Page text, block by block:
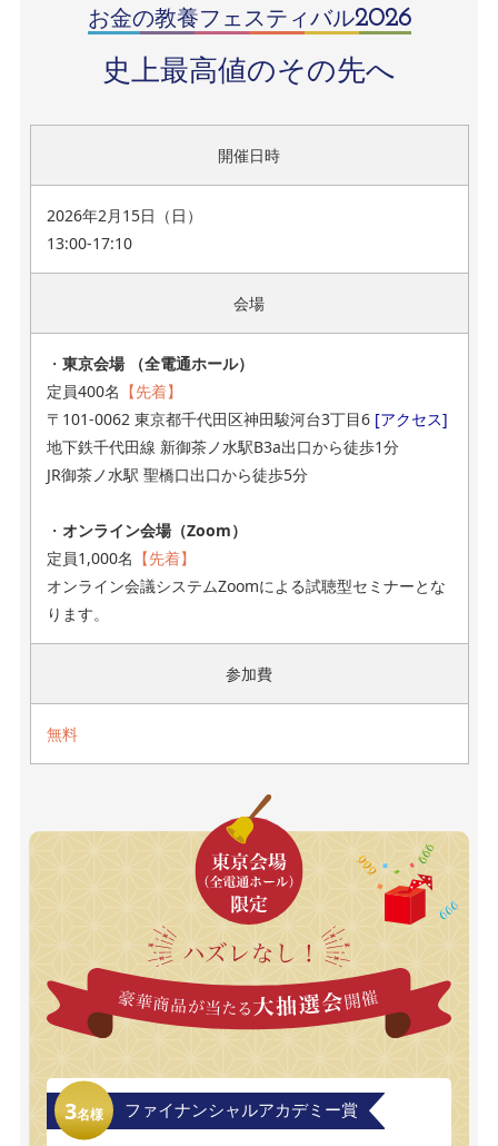
お金の教養フェスティバル2026
史上最高値のその先へ
開催日時
2026年2月15日（日）
13:00-17:10
会場
・ 東京会場 （全電通ホール）
定員400名 【先着】
〒101-0062 東京都千代田区神田駿河台3丁目6 [アクセス]
地下鉄千代田線 新御茶ノ水駅B3a出口から徒歩1分
JR御茶ノ水駅 聖橋口出口から徒歩5分
・ オンライン会場（Zoom）
定員1,000名 【先着】
オンライン会議システムZoomによる試聴型セミナーとな
ります。
参加費
無料
3名様 ファイナンシャルアカデミー賞